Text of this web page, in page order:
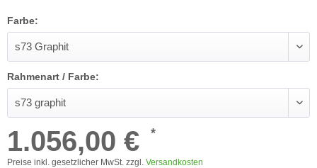
Farbe:
Rahmenart / Farbe:
1.056,00 € *
Preise inkl. gesetzlicher MwSt. zzgl. Versandkosten